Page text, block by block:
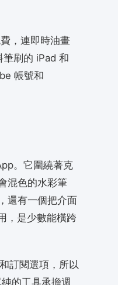
，連即時油畫
刷的 iPad 和
帳號和
。它圍繞著克
混色的水彩筆
還有一個把介面
，是少數能橫跨
訂閱選項，所以
的工具承擔週